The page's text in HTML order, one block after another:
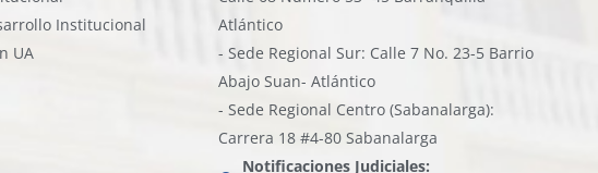
Institucional
UA
Atlántico
- Sede Regional Sur: Calle 7 No. 23-5 Barrio
Abajo Suan- Atlántico
- Sede Regional Centro (Sabanalarga):
Carrera 18 #4-80 Sabanalarga
Notificaciones Judiciales: